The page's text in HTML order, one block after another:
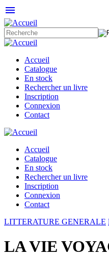
menu
Accueil
Catalogue
En stock
Rechercher un livre
Inscription
Connexion
Contact
Accueil
Catalogue
En stock
Rechercher un livre
Inscription
Connexion
Contact
LITTERATURE GENERALE
LA VIE